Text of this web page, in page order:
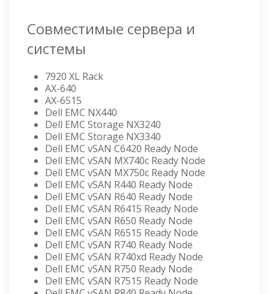
Совместимые сервера и
системы
7920 XL Rack
AX-640
AX-6515
Dell EMC NX440
Dell EMC Storage NX3240
Dell EMC Storage NX3340
Dell EMC vSAN C6420 Ready Node
Dell EMC vSAN MX740c Ready Node
Dell EMC vSAN MX750c Ready Node
Dell EMC vSAN R440 Ready Node
Dell EMC vSAN R640 Ready Node
Dell EMC vSAN R6415 Ready Node
Dell EMC vSAN R650 Ready Node
Dell EMC vSAN R6515 Ready Node
Dell EMC vSAN R740 Ready Node
Dell EMC vSAN R740xd Ready Node
Dell EMC vSAN R750 Ready Node
Dell EMC vSAN R7515 Ready Node